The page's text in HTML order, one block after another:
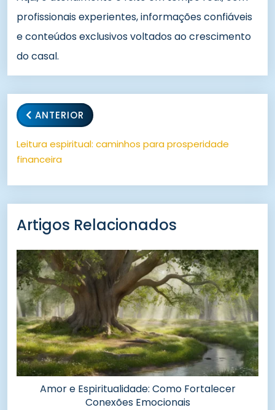
profissionais experientes, informações confiáveis
e conteúdos exclusivos voltados ao crescimento
do casal.
ANTERIOR
Leitura espiritual: caminhos para prosperidade
financeira
Artigos Relacionados
Amor e Espiritualidade: Como Fortalecer
Conexões Emocionais